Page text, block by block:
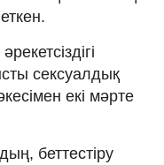
сексуалдық
екі мәрте
беттестіру